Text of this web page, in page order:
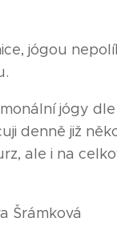
jógou
jógy
denně již
ale i na
Šrámková